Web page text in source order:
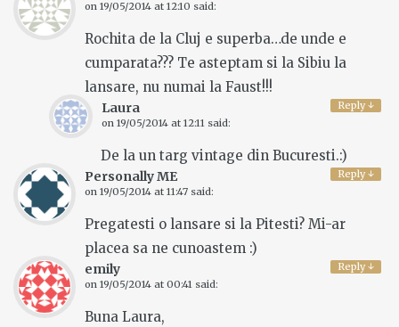
on 19/05/2014 at 12:10 said:
Rochita de la Cluj e superba…de unde e
cumparata??? Te asteptam si la Sibiu la
lansare, nu numai la Faust!!!
Reply↓
Laura
on 19/05/2014 at 12:11 said:
De la un targ vintage din Bucuresti.:)
Reply↓
Personally ME
on 19/05/2014 at 11:47 said:
Pregatesti o lansare si la Pitesti? Mi-ar
placea sa ne cunoastem :)
Reply↓
emily
on 19/05/2014 at 00:41 said:
Buna Laura,